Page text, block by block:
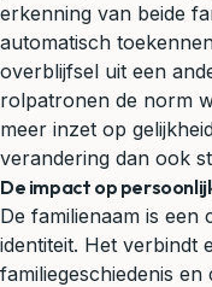
erkenning van beide
automatisch
overblijfsel uit een
rolpatronen de norm
meer inzet op
verandering dan ook
De impact op
De familienaam is een
identiteit. Het verbindt
familiegeschiedenis